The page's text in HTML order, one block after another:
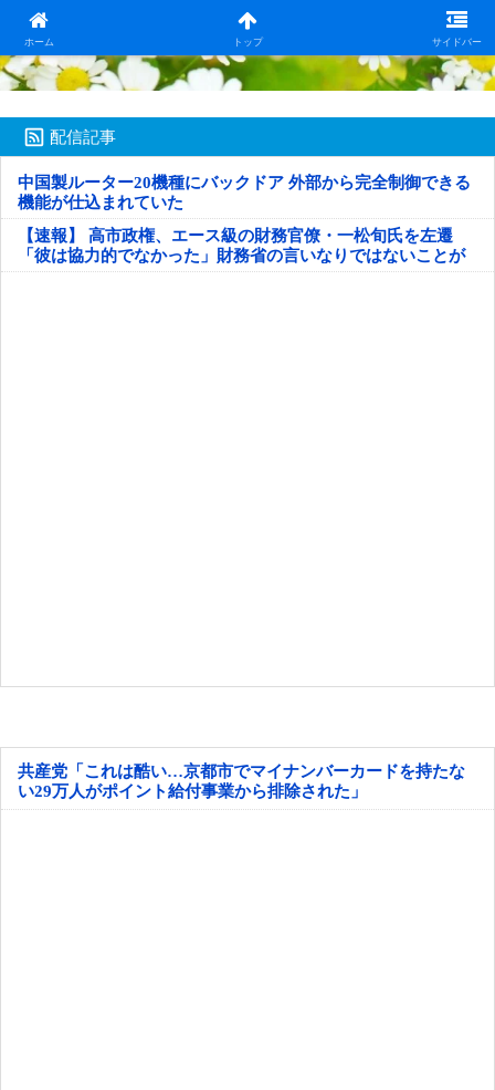
ホーム トップ サイドバー
日本第一！ニュース録
配信記事
中国製ルーター20機種にバックドア 外部から完全制御できる
機能が仕込まれていた
【速報】 高市政権、エース級の財務官僚・一松旬氏を左遷
「彼は協力的でなかった」財務省の言いなりではないことが
判明
共産党「これは酷い…京都市でマイナンバーカードを持たな
い29万人がポイント給付事業から排除された」